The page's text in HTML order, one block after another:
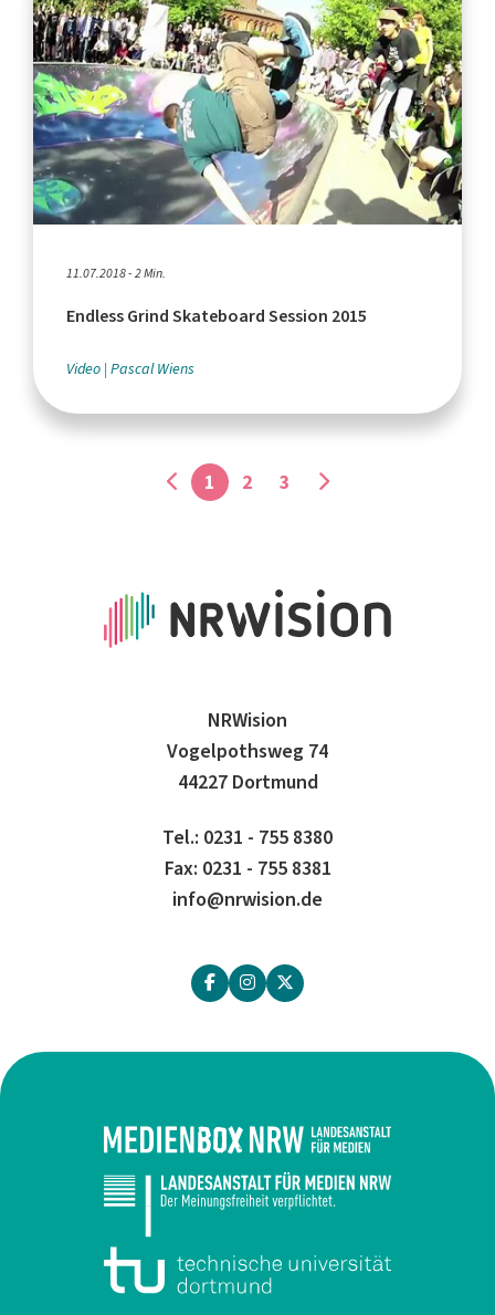
11.07.2018 - 2 Min.
Endless Grind Skateboard Session 2015
Video Pascal Wiens
1 2 3
NRWision
Vogelpothsweg 74
44227 Dortmund
Tel.: 0231 - 755 8380
Fax: 0231 - 755 8381
info@nrwision.de